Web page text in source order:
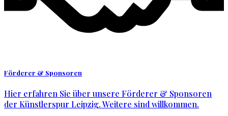
Förderer & Sponsoren
Hier erfahren Sie über unsere Förderer & Sponsoren
der Künstlerspur Leipzig. Weitere sind willkommen.